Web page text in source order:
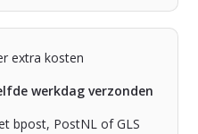
extra kosten
werkdag verzonden
bpost, PostNL of GLS